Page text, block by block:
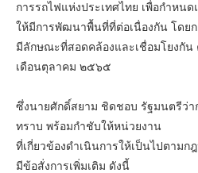
การรถไฟแห่งประเทศไทย เพื่อกำหน
ให้มีการพัฒนาพื้นที่ที่ต่อเนื่องกัน โดย
มีลักษณะที่สอดคล้องและเชื่อมโยงกัน
เดือนตุลาคม ๒๕๖๕
ซึ่งนายศักดิ์สยาม ชิดชอบ รัฐมนตรีว่า
ทราบ พร้อมกำชับให้หน่วยงาน
ที่เกี่ยวข้องดำเนินการให้เป็นไปตามก
มีข้อสั่งการเพิ่มเติม ดังนี้